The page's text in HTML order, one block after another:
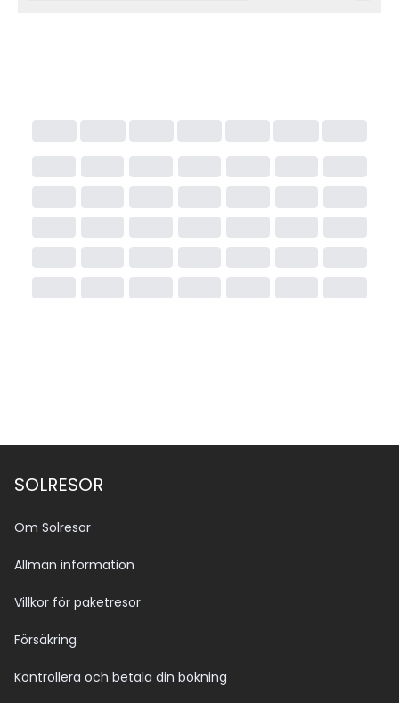
SOLRESOR
Om Solresor
Allmän information
Villkor för paketresor
Försäkring
Kontrollera och betala din bokning